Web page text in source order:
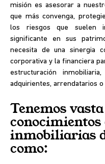
misión es asesorar a
que más convenga,
los riesgos que suelen
significante en sus
necesita de una sinergia
corporativa y la financiera
estructuración
adquirientes, arrendatarios
Tenemos
conocimientos
inmobiliarias
como: